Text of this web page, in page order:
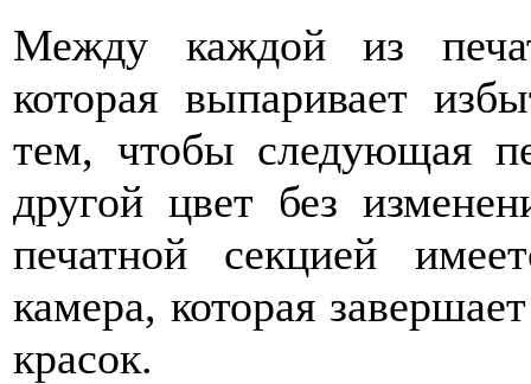
Между каждой из
которая выпаривает
тем, чтобы следующая
другой цвет без
печатной секцией
камера, которая
красок.